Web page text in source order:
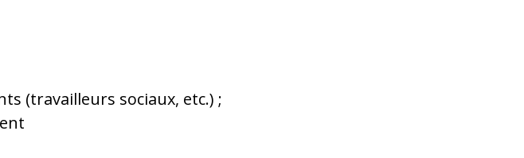
(travailleurs sociaux, etc.) ;